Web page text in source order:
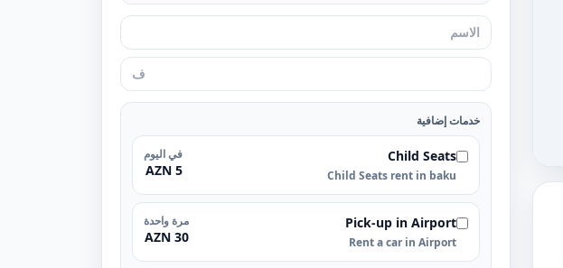
خدمات إضافية
Child Seats
Child Seats rent in baku
في اليوم
5 AZN
Pick-up in Airport
Rent a car in Airport
مرة واحدة
30 AZN